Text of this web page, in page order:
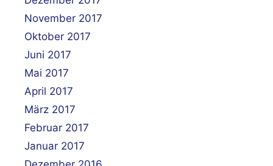
November 2017
Oktober 2017
Juni 2017
Mai 2017
April 2017
März 2017
Februar 2017
Januar 2017